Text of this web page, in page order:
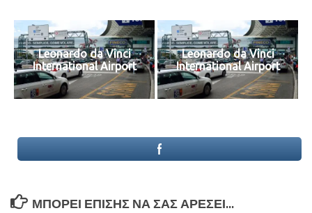
Leonardo da Vinci
International Airport
Leonardo da Vinci
International Airport
ΜΠΟΡΕΊ ΕΠΊΣΗΣ ΝΑ ΣΑΣ ΑΡΈΣΕΙ...